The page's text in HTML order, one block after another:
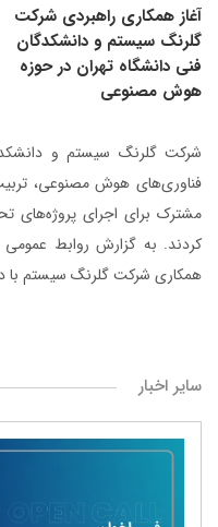
آغاز همکاری راهبردی شرکت
گلرنگ‌ سیستم و دانشکدگان
فنی دانشگاه تهران در حوزه
هوش مصنوعی
شرکت گلرنگ ‌سیستم و
فناوری‌های هوش مصنوعی،
مشترک برای اجرای پروژه‌های
کردند. به گزارش روابط عمومی
همکاری شرکت گلرنگ سیستم با
سایر اخبار